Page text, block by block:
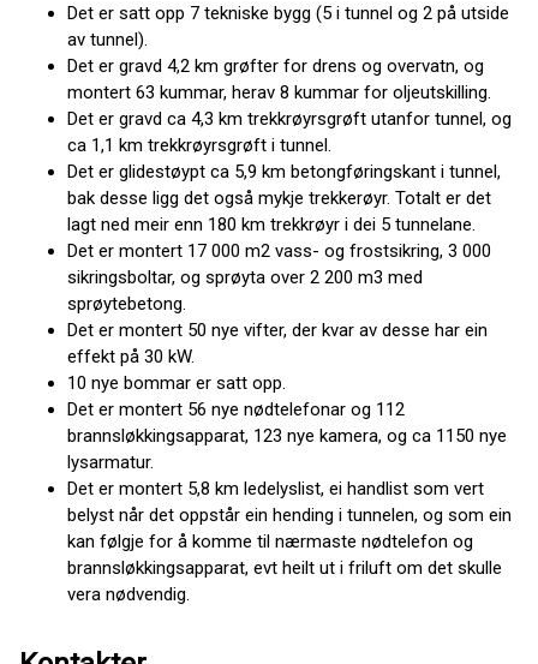
Det er satt opp 7 tekniske bygg (5 i tunnel og 2 på utside
av tunnel).
Det er gravd 4,2 km grøfter for drens og overvatn, og
montert 63 kummar, herav 8 kummar for oljeutskilling.
Det er gravd ca 4,3 km trekkrøyrsgrøft utanfor tunnel, og
ca 1,1 km trekkrøyrsgrøft i tunnel.
Det er glidestøypt ca 5,9 km betongføringskant i tunnel,
bak desse ligg det også mykje trekkerøyr. Totalt er det
lagt ned meir enn 180 km trekkrøyr i dei 5 tunnelane.
Det er montert 17 000 m2 vass- og frostsikring, 3 000
sikringsboltar, og sprøyta over 2 200 m3 med
sprøytebetong.
Det er montert 50 nye vifter, der kvar av desse har ein
effekt på 30 kW.
10 nye bommar er satt opp.
Det er montert 56 nye nødtelefonar og 112
brannsløkkingsapparat, 123 nye kamera, og ca 1150 nye
lysarmatur.
Det er montert 5,8 km ledelyslist, ei handlist som vert
belyst når det oppstår ein hending i tunnelen, og som ein
kan følgje for å komme til nærmaste nødtelefon og
brannsløkkingsapparat, evt heilt ut i friluft om det skulle
vera nødvendig.